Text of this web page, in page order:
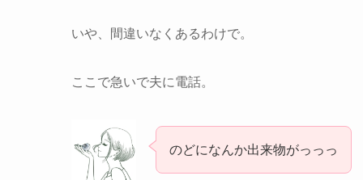
いや、間違いなくあるわけで。
ここで急いで夫に電話。
のどになんか出来物がっっっ